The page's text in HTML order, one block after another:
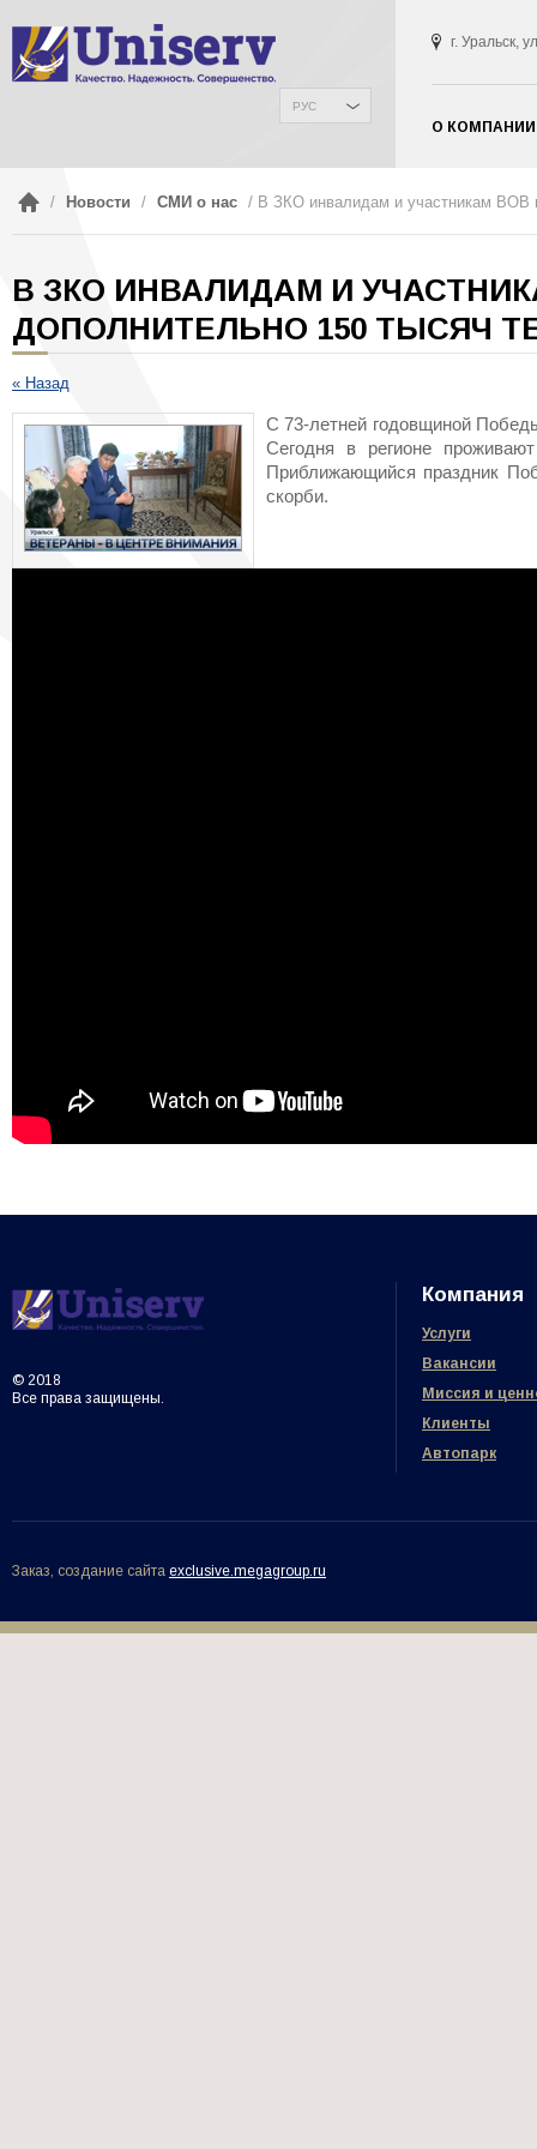
РУС
г. Уральск,
О КОМПАНИИ
/ Новости / СМИ о нас / В ЗКО инвалидам и участникам ВОВ
В ЗКО ИНВАЛИДАМ И
ДОПОЛНИТЕЛЬНО 150 ТЫСЯЧ
« Назад
С 73-летней годовщиной
Сегодня в регионе
Приближающийся праздник
скорби.
© 2018
Все права защищены.
Компания
Услуги
Вакансии
Миссия и
Клиенты
Автопарк
Заказ, создание сайта exclusive.megagroup.ru